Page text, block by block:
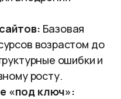
Базовая
возрастом до
ошибки и
росту.
«под ключ»: